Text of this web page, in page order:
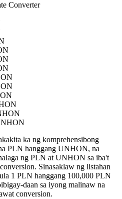
Converter
ka ng komprehensibong
PLN hanggang UNHON, na
ng PLN at UNHON sa iba't
Sinasaklaw ng listahan
1 PLN hanggang 100,000 PLN
daan sa iyong malinaw na
conversion.